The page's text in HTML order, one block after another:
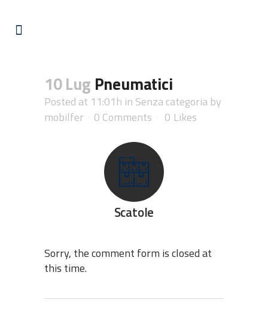
10 Lug Pneumatici
Posted at 11:01h in Senza categoria by
mobilfer
0 Comments 0 Likes
Scatole
Sorry, the comment form is closed at
this time.